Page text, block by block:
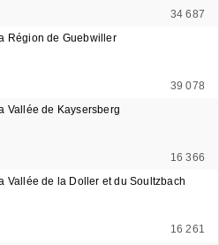
34 687
Région de Guebwiller
39 078
Vallée de Kaysersberg
16 366
Vallée de la Doller et du Soultzbach
16 261